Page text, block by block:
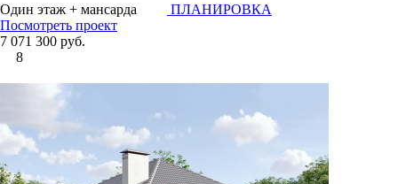
Один этаж + мансарда
ПЛАНИРОВКА
Посмотреть проект
7 071 300 руб.
8